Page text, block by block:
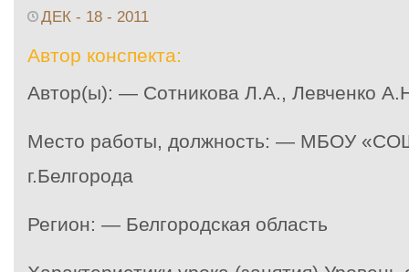
ДЕК - 18 - 2011
Автор конспекта:
Автор(ы): — Сотникова Л.А., Левченко
Место работы, должность: — МБОУ
г.Белгорода
Регион: — Белгородская область